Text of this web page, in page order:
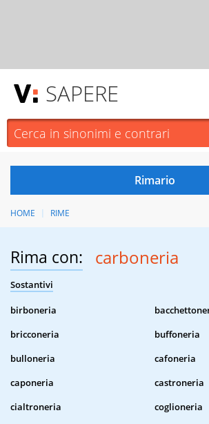
SAPERE
HOME RIME
Rima con: carboneria
Sostantivi
birboneria
bricconeria
buffoneria
bulloneria
cafoneria
caponeria
castroneria
cialtroneria
coglioneria